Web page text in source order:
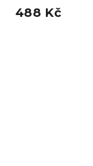
488 Kč